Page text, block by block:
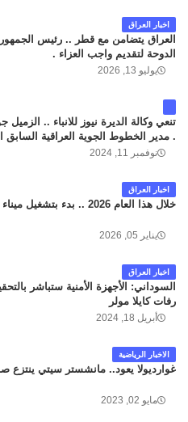
اخبار العراق
العراق يتضامن مع قطر .. رئيس
الدوحة لتقديم واجب العزاء .
يوليو 13, 2026
تنعي وكالة الديرة نيوز للانباء ..
. مدير الخطوط الجوية العراقية
داخل مطار البصرة الدولي اليوم الاثنين
كان سبب الحادث يعود لتصادم عجلته مع
تابعة لشركة الهلال الماسكة لإعمار
سائلين الله عز وجل ان يتغمد الفقيد
نوفمبر 11, 2024
اخبار العراق
خلال هذا العام 2026 .. بدء بتشغيل ميناء الفاو الكبير .
يناير 05, 2026
اخبار العراق
السوداني: الأجهزة الأمنية ستباشر
رفات كايلا مولر
أبريل 18, 2024
الاخبار الرياضية
غوارديولا يعود.. مانشستر سيتي ينتزع
مايو 02, 2023